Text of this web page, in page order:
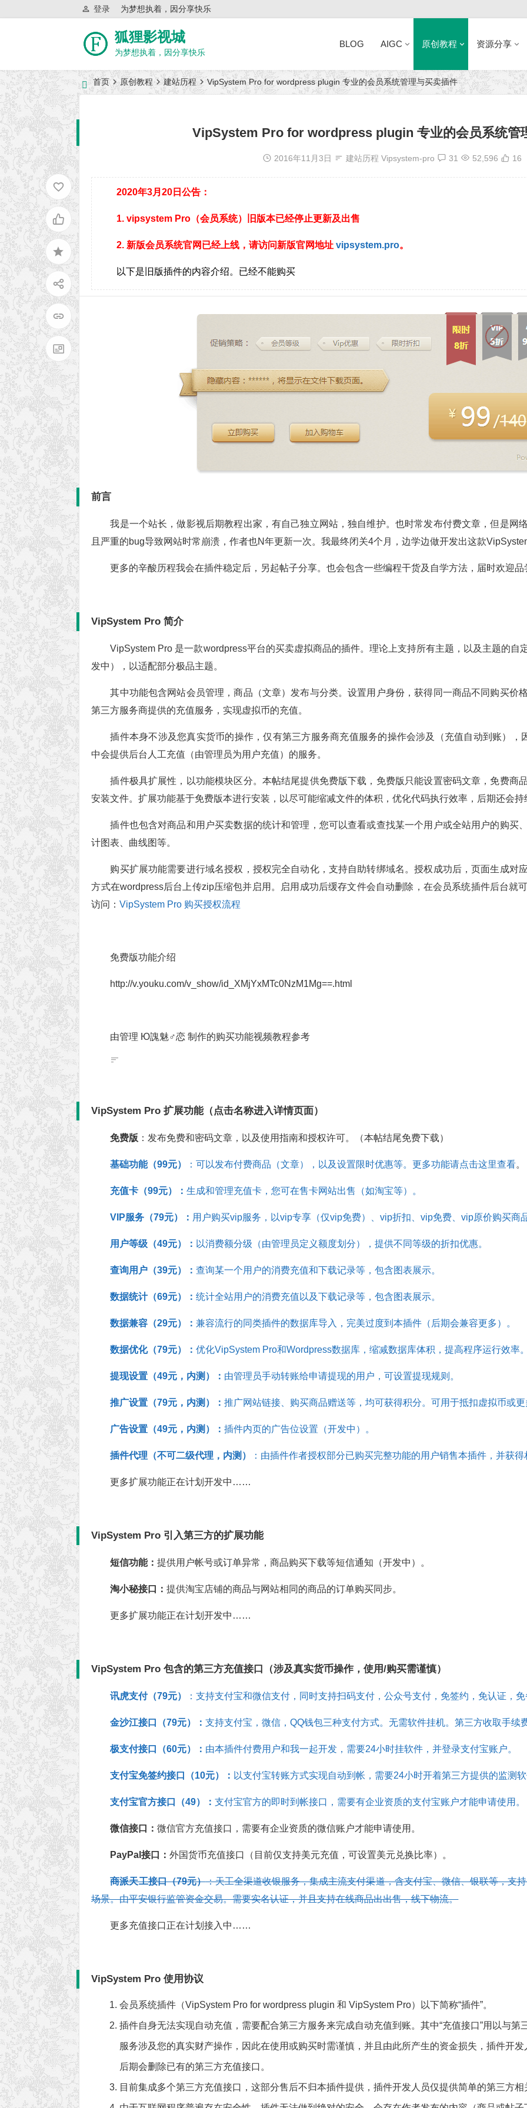
为梦想执着，因分享快乐
登录
狐狸影视城
为梦想执着，因分享快乐
BLOG AIGC 原创教程 资源分享
首页 原创教程 建站历程 VipSystem Pro for wordpress plugin 专业的会员系统管理与买卖插件
VipSystem Pro for wordpress plugin 专业的会员系统管
2016年11月3日 建站历程 Vipsystem-pro 31 52,596 16
2020年3月20日公告：
1. vipsystem Pro（会员系统）旧版本已经停止更新及出售
2. 新版会员系统官网已经上线，请访问新版官网地址vipsystem.pro。
以下是旧版插件的内容介绍。已经不能购买
前言
我是一个站长，做影视后期教程出家，有自己独立网站，独自维护。也时常发布付费文章，但是网
且严重的bug导致网站时常崩溃，作者也N年更新一次。我最终闭关4个月，边学边做开发出这款
更多的辛酸历程我会在插件稳定后，另起帖子分享。也会包含一些编程干货及自学方法，届时欢迎品
VipSystem Pro 简介
VipSystem Pro 是一款wordpress平台的买卖虚拟商品的插件。理论上支持所有主题，以及主题的自
发中），以适配部分极品主题。
其中功能包含网站会员管理，商品（文章）发布与分类。设置用户身份，获得同一商品不同购买价
第三方服务商提供的充值服务，实现虚拟币的充值。
插件本身不涉及您真实货币的操作，仅有第三方服务商充值服务的操作会涉及（充值自动到账），
中会提供后台人工充值（由管理员为用户充值）的服务。
插件极具扩展性，以功能模块区分。本帖结尾提供免费版下载，免费版只能设置密码文章，免费商
安装文件。扩展功能基于免费版本进行安装，以尽可能缩减文件的体积，优化代码执行效率，后期还会
插件也包含对商品和用户买卖数据的统计和管理，您可以查看或查找某一个用户或全站用户的购买
计图表、曲线图等。
购买扩展功能需要进行域名授权，授权完全自动化，支持自助转绑域名。授权成功后，页面生成对
方式在wordpress后台上传zip压缩包并启用。启用成功后缓存文件会自动删除，在会员系统插件后台就
访问：VipSystem Pro 购买授权流程
免费版功能介绍
http://v.youku.com/v_show/id_XMjYxMTc0NzM1Mg==.html
由管理 Ю謉魅♂恋 制作的购买功能视频教程参考
VipSystem Pro 扩展功能（点击名称进入详情页面）
免费版 ：发布免费和密码文章，以及使用指南和授权许可。（本帖结尾免费下载）
基础功能（99元） ：可以发布付费商品（文章），以及设置限时优惠等。更多功能请点击这里查看。
充值卡（99元）：生成和管理充值卡，您可在售卡网站出售（如淘宝等）。
VIP服务（79元）： 用户购买vip服务，以vip专享（仅vip免费）、vip折扣、vip免费、vip原价购买商
用户等级（49元）： 以消费额分级（由管理员定义额度划分），提供不同等级的折扣优惠。
查询用户（39元）：查询某一个用户的消费充值和下载记录等，包含图表展示。
数据统计（69元）：统计全站用户的消费充值以及下载记录等，包含图表展示。
数据兼容（29元）：兼容流行的同类插件的数据库导入，完美过度到本插件（后期会兼容更多）。
数据优化（79元）：优化VipSystem Pro和Wordpress数据库，缩减数据库体积，提高程序运行效率
提现设置（49元，内测）： 由管理员手动转账给申请提现的用户，可设置提现规则。
推广设置（79元，内测）：推广网站链接、购买商品赠送等，均可获得积分。可用于抵扣虚拟币或
广告设置（49元，内测）：插件内页的广告位设置（开发中）。
插件代理（不可二级代理，内测） ：由插件作者授权部分已购买完整功能的用户销售本插件，并获
更多扩展功能正在计划开发中……
VipSystem Pro 引入第三方的扩展功能
短信功能：提供用户帐号或订单异常，商品购买下载等短信通知（开发中）。
淘小秘接口：提供淘宝店铺的商品与网站相同的商品的订单购买同步。
更多扩展功能正在计划开发中……
VipSystem Pro 包含的第三方充值接口（涉及真实货币操作，使用/购买需谨慎）
讯虎支付（79元） ：支持支付宝和微信支付，同时支持扫码支付，公众号支付，免签约，免认证，
金沙江接口（79元）：支持支付宝，微信，QQ钱包三种支付方式。无需软件挂机。第三方收取手续
极支付接口（60元）： 由本插件付费用户和我一起开发，需要24小时挂软件，并登录支付宝账户。
支付宝免签约接口（10元）： 以支付宝转账方式实现自动到帐，需要24小时开着第三方提供的监测
支付宝官方接口（49）：支付宝官方的即时到帐接口，需要有企业资质的支付宝账户才能申请使用。
微信接口：微信官方充值接口，需要有企业资质的微信账户才能申请使用。
PayPal接口：外国货币充值接口（目前仅支持美元充值，可设置美元兑换比率）。
商派天工接口（79元）：天工全渠道收银服务，集成主流支付渠道，含支付宝、微信、银联等，支
场景。由平安银行监管资金交易。需要实名认证，并且支持在线商品出出售，线下物流。
更多充值接口正在计划接入中……
VipSystem Pro 使用协议
会员系统插件（VipSystem Pro for wordpress plugin 和 VipSystem Pro）以下简称“插件”。
插件自身无法实现自动充值，需要配合第三方服务来完成自动充值到账。其中“充值接口”用以与
服务涉及您的真实财产操作，因此在使用或购买时需谨慎，并且由此所产生的资金损失，插件开
后期会删除已有的第三方充值接口。
目前集成多个第三方充值接口，这部分售后不归本插件提供，插件开发人员仅提供简单的第三方